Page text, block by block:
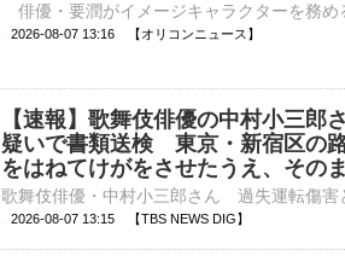
2026-08-07 13:16 【オリコンニュース】
【速報】歌舞伎俳優の中村小三郎
疑いで書類送検 東京・新宿区の
をはねてけがをさせたうえ、そ
2026-08-07 13:15 【TBS NEWS DIG】